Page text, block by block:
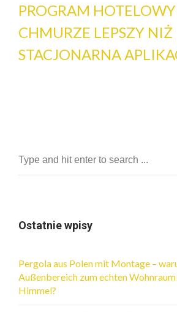
PROGRAM
CHMURZE LEPSZY NIŻ
STACJONARNA
Ostatnie wpisy
Pergola aus Polen mit Montage –
Außenbereich zum echten
Himmel?